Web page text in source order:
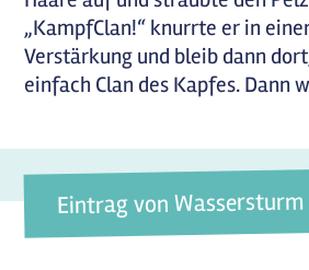
„KampfClan!“ knurrte er in
Verstärkung und bleib dann
einfach Clan des Kapfes. Dann
Eintrag von